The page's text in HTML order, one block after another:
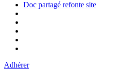
Doc partagé refonte site
Adhérer